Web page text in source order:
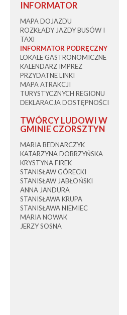
INFORMATOR
MAPA DOJAZDU
ROZKŁADY JAZDY BUSÓW I
TAXI
INFORMATOR PODRĘCZNY
LOKALE GASTRONOMICZNE
KALENDARZ IMPREZ
PRZYDATNE LINKI
MAPA ATRAKCJI
TURYSTYCZNYCH REGIONU
DEKLARACJA DOSTĘPNOŚCI
TWÓRCY LUDOWI W
GMINIE CZORSZTYN
MARIA BEDNARCZYK
KATARZYNA DOBRZYŃSKA
KRYSTYNA FIREK
STANISŁAW GÓRECKI
STANISŁAW JABŁOŃSKI
ANNA JANDURA
STANISŁAWA KRUPA
STANISŁAWA NIEMIEC
MARIA NOWAK
JERZY SOSNA